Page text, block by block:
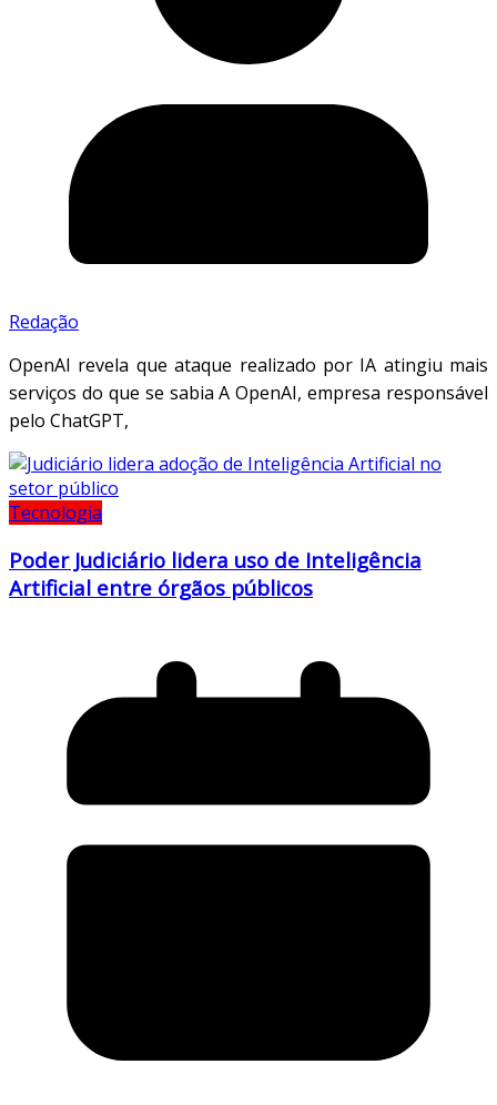
Redação
OpenAI revela que ataque realizado por IA atingiu mais
serviços do que se sabia A OpenAI, empresa responsável
pelo ChatGPT,
Tecnologia
Poder Judiciário lidera uso de Inteligência
Artificial entre órgãos públicos